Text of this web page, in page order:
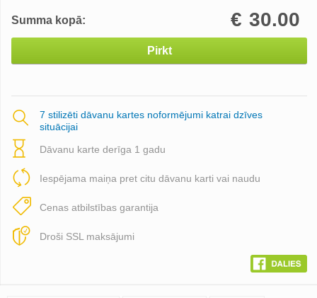
Summa kopā: 30.00
€
Pirkt
7 stilizēti dāvanu kartes noformējumi katrai dzīves
situācijai
Dāvanu karte derīga 1 gadu
Iespējama maiņa pret citu dāvanu karti vai naudu
Cenas atbilstības garantija
Droši SSL maksājumi